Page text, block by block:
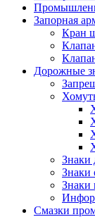
Запорная
Кран
Дорожные
Знаки
Знаки
Знаки
Смазки